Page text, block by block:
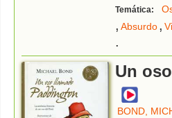
Temática:
, Absurdo,
.
Un
BOND,